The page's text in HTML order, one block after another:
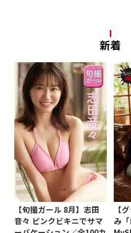
新着
【旬撮ガール 8月】志田
音々 ピンクビキニでサマ
【
み